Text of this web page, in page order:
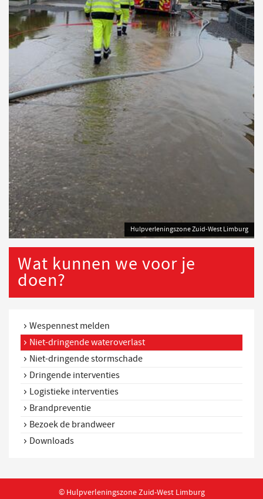
Hulpverleningszone Zuid-West Limburg
Wat kunnen we voor je
doen?
Wespennest melden
Niet-dringende wateroverlast
Niet-dringende stormschade
Dringende interventies
Logistieke interventies
Brandpreventie
Bezoek de brandweer
Downloads
© Hulpverleningszone Zuid-West Limburg